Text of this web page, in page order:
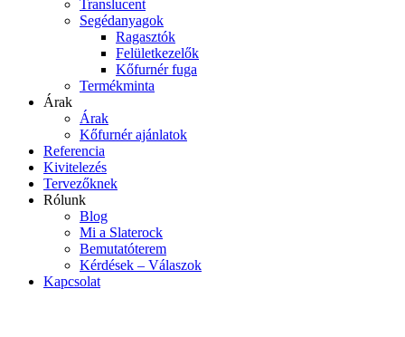
Translucent
Segédanyagok
Ragasztók
Felületkezelők
Kőfurnér fuga
Termékminta
Árak
Árak
Kőfurnér ajánlatok
Referencia
Kivitelezés
Tervezőknek
Rólunk
Blog
Mi a Slaterock
Bemutatóterem
Kérdések – Válaszok
Kapcsolat